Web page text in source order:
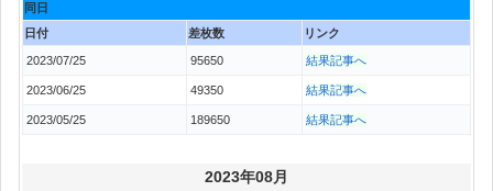
同日
日付
差枚数 リンク
2023/07/25 95650 結果記事へ
2023/06/25 49350 結果記事へ
2023/05/25 189650 結果記事へ
2023年08月